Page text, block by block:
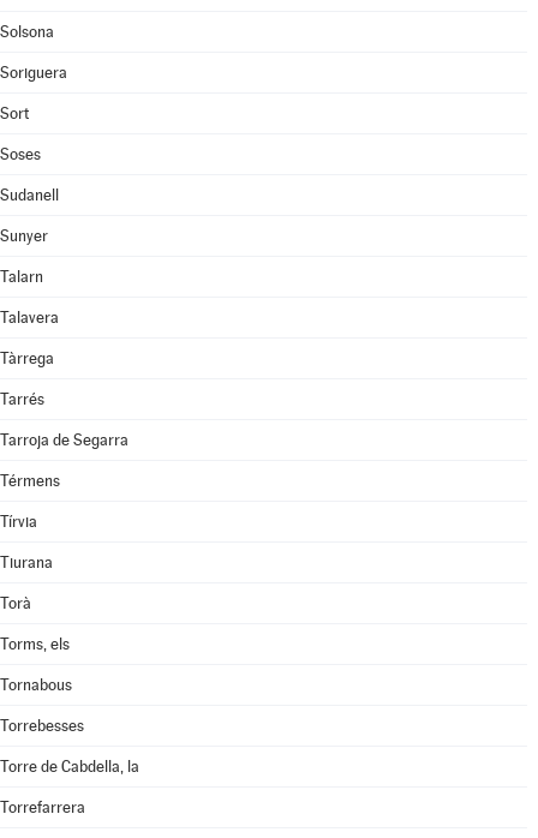
Solsona
Soriguera
Sort
Soses
Sudanell
Sunyer
Talarn
Talavera
Tàrrega
Tarrés
Tarroja de Segarra
Térmens
Tírvia
Tiurana
Torà
Torms, els
Tornabous
Torrebesses
Torre de Cabdella, la
Torrefarrera